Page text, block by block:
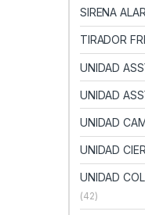
SIRENA
TIRADOR
UNIDAD
UNIDAD
UNIDAD
UNIDAD
UNIDAD
(42)